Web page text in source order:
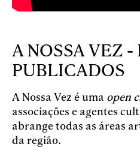
A NOSSA VEZ
PUBLICADOS
A Nossa Vez é uma open
associações e agentes
abrange todas as áreas
da região.